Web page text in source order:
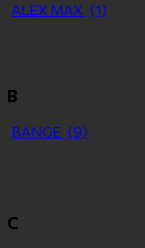
ALEX MAX (1)
B
BANGE (9)
C